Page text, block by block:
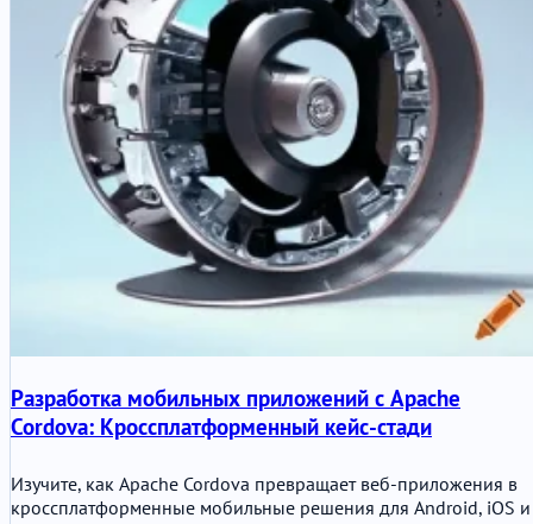
Разработка мобильных приложений с Apache
Cordova: Кроссплатформенный кейс-стади
Изучите, как Apache Cordova превращает веб-приложения в
кроссплатформенные мобильные решения для Android, iOS и